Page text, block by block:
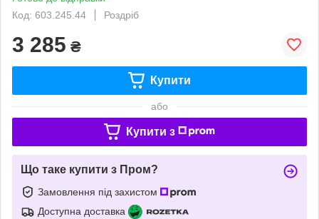
Код: 603.245.44
Роздріб
3 285 ₴
Купити
або
Купити з
Що таке купити з Пром?
Замовлення під захистом
Доступна доставка